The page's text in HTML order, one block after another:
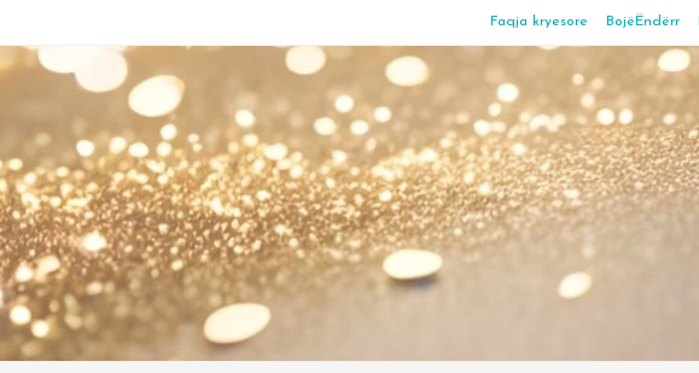
Faqja kryesore BojëËndërr